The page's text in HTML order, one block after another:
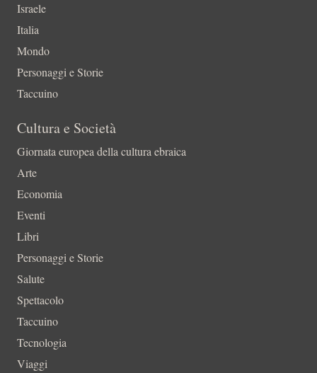
Israele
Italia
Mondo
Personaggi e Storie
Taccuino
Cultura e Società
Giornata europea della cultura ebraica
Arte
Economia
Eventi
Libri
Personaggi e Storie
Salute
Spettacolo
Taccuino
Tecnologia
Viaggi